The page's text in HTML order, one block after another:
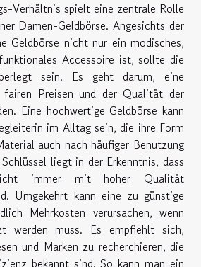
Verhältnis spielt eine zentrale Rolle
Damen-Geldbörse. Angesichts der
Geldbörse nicht nur ein modisches,
Accessoire ist, sollte die
sein. Es geht darum, eine
fairen Preisen und der Qualität der
Eine hochwertige Geldbörse kann
im Alltag sein, die ihre Form
auch nach häufiger Benutzung
liegt in der Erkenntnis, dass
immer mit hoher Qualität
Umgekehrt kann eine zu günstige
Mehrkosten verursachen, wenn
werden muss. Es empfiehlt sich,
und Marken zu recherchieren, die